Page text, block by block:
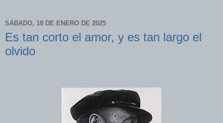
SÁBADO, 18 DE ENERO DE 2025
Es tan corto el amor, y es tan largo el
olvido